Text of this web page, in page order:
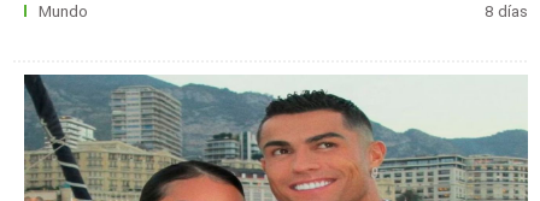
Mundo 8 días